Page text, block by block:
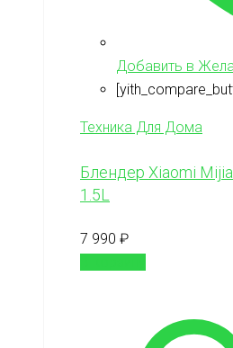
Добавить в
Техника Для Дома
Блендер Xiaomi
1.5L
7 990 ₽